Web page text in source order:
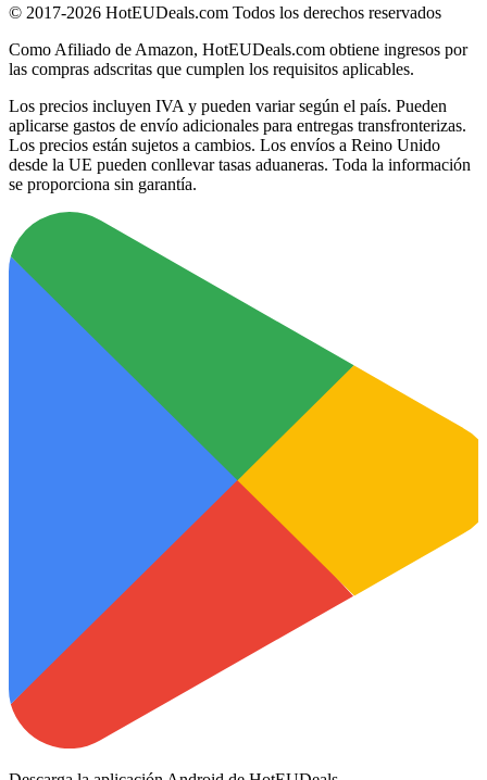
© 2017-2026 HotEUDeals.com Todos los derechos reservados
Como Afiliado de Amazon, HotEUDeals.com obtiene ingresos por
las compras adscritas que cumplen los requisitos aplicables.
Los precios incluyen IVA y pueden variar según el país. Pueden
aplicarse gastos de envío adicionales para entregas transfronterizas.
Los precios están sujetos a cambios. Los envíos a Reino Unido
desde la UE pueden conllevar tasas aduaneras. Toda la información
se proporciona sin garantía.